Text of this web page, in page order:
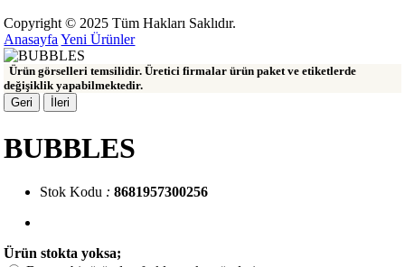
Copyright © 2025 Tüm Hakları Saklıdır.
Anasayfa Yeni Ürünler
Ürün görselleri temsilidir. Üretici firmalar ürün paket ve etiketlerde
değişiklik yapabilmektedir.
Geri
İleri
BUBBLES
Stok Kodu : 8681957300256
Ürün stokta yoksa;